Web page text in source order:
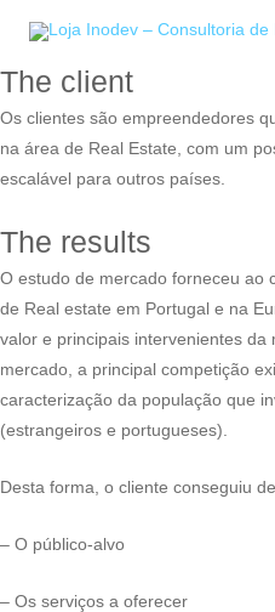
content
The client
Os clientes são empreendedores
na área de Real Estate, com um
escalável para outros países.
The results
O estudo de mercado forneceu ao
de Real estate em Portugal e na
valor e principais intervenientes
mercado, a principal competição
caracterização da população que
(estrangeiros e portugueses).
Desta forma, o cliente conseguiu
– O público-alvo
– Os serviços a oferecer